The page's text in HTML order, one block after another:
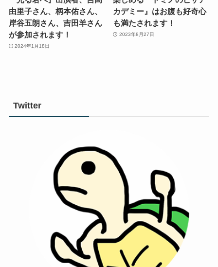
由里子さん、柄本佑さん、
岸谷五朗さん、吉田羊さん
が参加されます！
2024年1月18日
カデミー』はお腹も好奇心
も満たされます！
2023年8月27日
Twitter